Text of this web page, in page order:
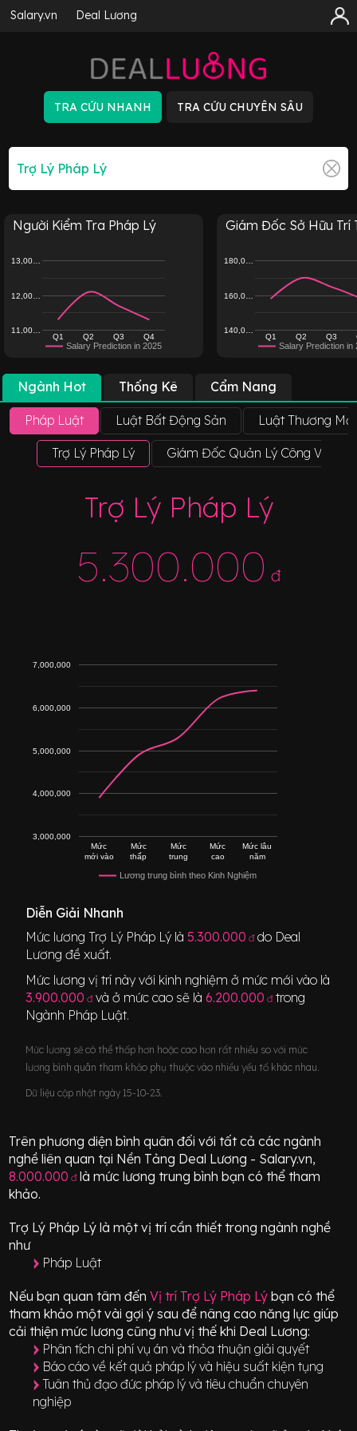
Salary.vn Deal Lương
Người Kiểm Tra Pháp Lý
Salary Prediction in 2025
Q1 Q2 Q3 Q4
11,00…
12,00…
13,00…
Giám Đốc Sở Hữu Trí
Salary Prediction in
Q1 Q2 Q3
140,0…
160,0…
180,0…
Ngành Hot Thống Kê Cẩm Nang
Pháp Luật Luật Bất Động Sản Luật Thương
Trợ Lý Pháp Lý Giám Đốc Quản Lý Công Văn
Trợ Lý Pháp Lý
5.300.000 đ
Lương trung bình theo Kinh Nghiệm
Mức
mới vào
Mức
thấp
Mức
trung
Mức
cao
Mức lâu
năm
3,000,000
4,000,000
5,000,000
6,000,000
7,000,000
Diễn Giải Nhanh
Mức lươngTrợ Lý Pháp Lý là5.300.000 đdo Deal
Lương đề xuất.
Mức lương vị trí này với kinh nghiệm ở mức mới vào là
3.900.000 đ và ở mức cao sẽ là6.200.000 đ trong
Ngành Pháp Luật.
Mức lương sẽ có thể thấp hơn hoặc cao hơn rất nhiều so với mức
lương bình quân tham khảo phụ thuộc vào nhiều yếu tố khác nhau.
Dữ liệu cập nhật ngày 15-10-23.
Trên phương diện bình quân đối với tất cả các ngành
nghề liên quan tại Nền Tảng Deal Lương - Salary.vn,
8.000.000 đlà mức lương trung bình bạn có thể tham
khảo.
Trợ Lý Pháp Lý là một vị trícần thiết trong ngành nghề
như
Pháp Luật
Nếu bạn quan tâm đến Vị trí Trợ Lý Pháp Lý bạn có thể
tham khảo một vài gợi ý sau để nâng cao năng lực giúp
cải thiện mức lương cũng như vị thế khi Deal Lương:
Phân tích chi phí vụ án và thỏa thuận giải quyết
Báo cáo về kết quả pháp lý và hiệu suất kiện tụng
Tuân thủ đạo đức pháp lý và tiêu chuẩn chuyên
nghiệp